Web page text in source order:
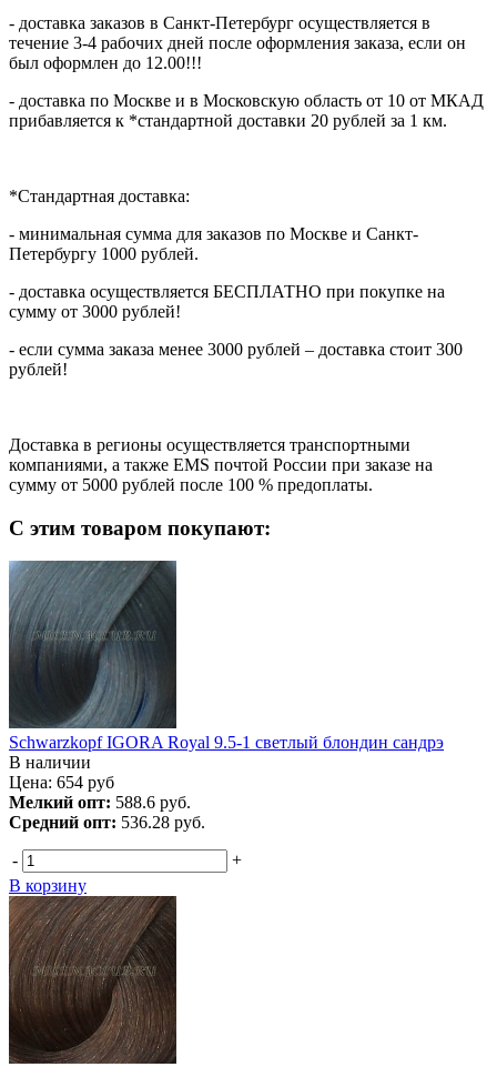
- доставка заказов в Санкт-Петербург осуществляется в
течение 3-4 рабочих дней после оформления заказа, если он
был оформлен до 12.00!!!
- доставка по Москве и в Московскую область от 10 от МКАД
прибавляется к *стандартной доставки 20 рублей за 1 км.
*Стандартная доставка:
- минимальная сумма для заказов по Москве и Санкт-
Петербургу 1000 рублей.
- доставка осуществляется БЕСПЛАТНО при покупке на
сумму от 3000 рублей!
- если сумма заказа менее 3000 рублей – доставка стоит 300
рублей!
Доставка в регионы осуществляется транспортными
компаниями, а также EMS почтой России при заказе на
сумму от 5000 рублей после 100 % предоплаты.
С этим товаром покупают:
Schwarzkopf IGORA Royal 9.5-1 светлый блондин сандрэ
В наличии
Цена: 654 руб
Мелкий опт: 588.6 руб.
Средний опт: 536.28 руб.
-
+
В корзину